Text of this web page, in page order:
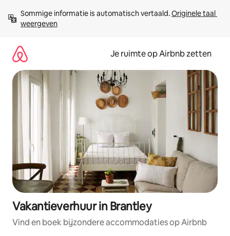
direct
naar
Sommige informatie is automatisch vertaald. Originele taal
weergeven
Je ruimte op Airbnb zetten
Vakantieverhuur in Brantley
Vind en boek bijzondere accommodaties op Airbnb